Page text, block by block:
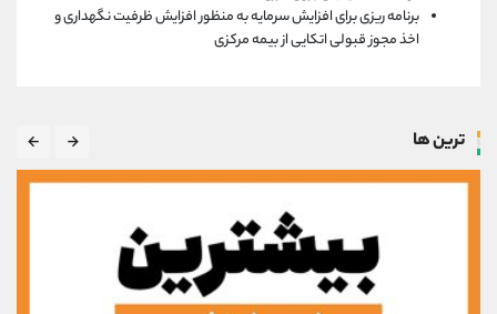
برنامه ریزی برای افزایش سرمایه به منظور افزایش ظرفیت نگهداری و
اخذ مجوز قبولی اتکایی از بیمه مرکزی
ترین ها